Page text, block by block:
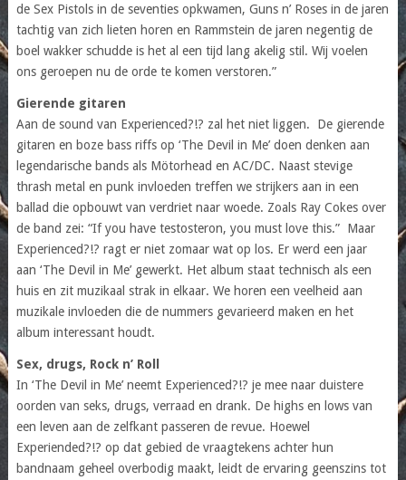
de Sex Pistols in de seventies opkwamen, Guns n’ Roses in de jaren
tachtig van zich lieten horen en Rammstein de jaren negentig de
boel wakker schudde is het al een tijd lang akelig stil. Wij voelen
ons geroepen nu de orde te komen verstoren.”
Gierende gitaren
Aan de sound van Experienced?!? zal het niet liggen. De gierende
gitaren en boze bass riffs op ‘The Devil in Me’ doen denken aan
legendarische bands als Mötorhead en AC/DC. Naast stevige
thrash metal en punk invloeden treffen we strijkers aan in een
ballad die opbouwt van verdriet naar woede. Zoals Ray Cokes over
de band zei: “If you have testosteron, you must love this.” Maar
Experienced?!? ragt er niet zomaar wat op los. Er werd een jaar
aan ‘The Devil in Me’ gewerkt. Het album staat technisch als een
huis en zit muzikaal strak in elkaar. We horen een veelheid aan
muzikale invloeden die de nummers gevarieerd maken en het
album interessant houdt.
Sex, drugs, Rock n’ Roll
In ‘The Devil in Me’ neemt Experienced?!? je mee naar duistere
oorden van seks, drugs, verraad en drank. De highs en lows van
een leven aan de zelfkant passeren de revue. Hoewel
Experiended?!? op dat gebied de vraagtekens achter hun
bandnaam geheel overbodig maakt, leidt de ervaring geenszins tot